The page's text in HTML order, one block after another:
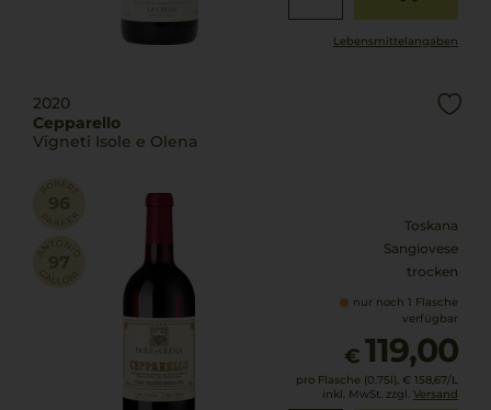
Lebensmittel­angaben
2020
Cepparello
Vigneti Isole e Olena
Toskana
Sangiovese
trocken
nur noch 1 Flasche
verfügbar
€ 119,00
pro Flasche (0.75l), € 158,67/L
inkl. MwSt. zzgl. Versand